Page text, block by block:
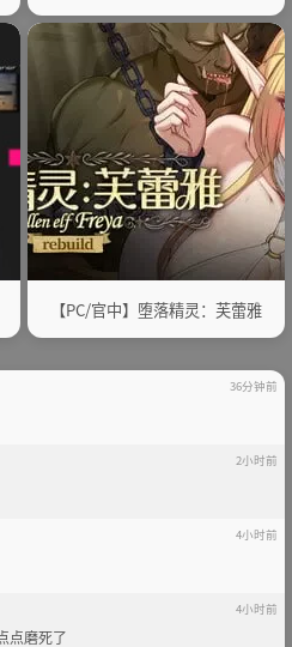
【PC/官中】堕落精灵：芙蕾雅
36分钟前
2小时前
4小时前
4小时前
点磨死了